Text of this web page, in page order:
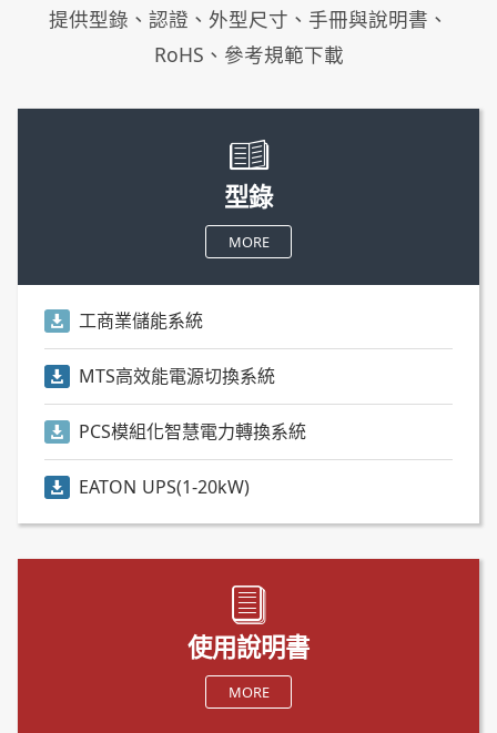
提供型錄、認證、外型尺寸、手冊與說明書、
RoHS、參考規範下載
型錄
MORE
工商業儲能系統
MTS高效能電源切換系統
PCS模組化智慧電力轉換系統
EATON UPS(1-20kW)
使用說明書
MORE